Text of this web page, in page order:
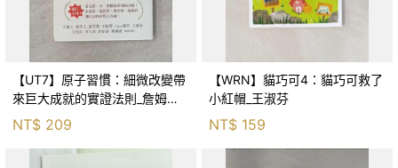
【UT7】原子習慣：細微改變帶
來巨大成就的實證法則_詹姆斯‧
克利爾, 蔡世偉
NT$ 209
【WRN】貓巧可4：貓巧可救了
小紅帽_王淑芬
NT$ 159